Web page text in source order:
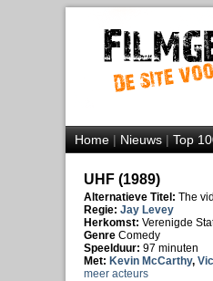
Home|Nieuws|Top
UHF (1989)
Alternatieve Titel: The
Regie: Jay Levey
Herkomst: Verenigde
Genre Comedy
Speelduur: 97 minuten
Met: Kevin McCarthy,
meer acteurs